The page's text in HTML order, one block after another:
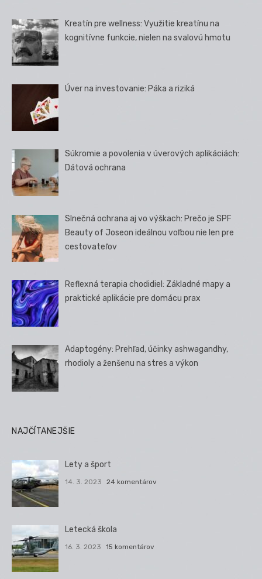
Kreatín pre wellness: Využitie kreatínu na
kognitívne funkcie, nielen na svalovú hmotu
Úver na investovanie: Páka a riziká
Súkromie a povolenia v úverových aplikáciách:
Dátová ochrana
Slnečná ochrana aj vo výškach: Prečo je SPF
Beauty of Joseon ideálnou voľbou nie len pre
cestovateľov
Reflexná terapia chodidiel: Základné mapy a
praktické aplikácie pre domácu prax
Adaptogény: Prehľad, účinky ashwagandhy,
rhodioly a ženšenu na stres a výkon
NAJČÍTANEJŠIE
Lety a šport
14. 3. 2023 24 komentárov
Letecká škola
16. 3. 2023 15 komentárov